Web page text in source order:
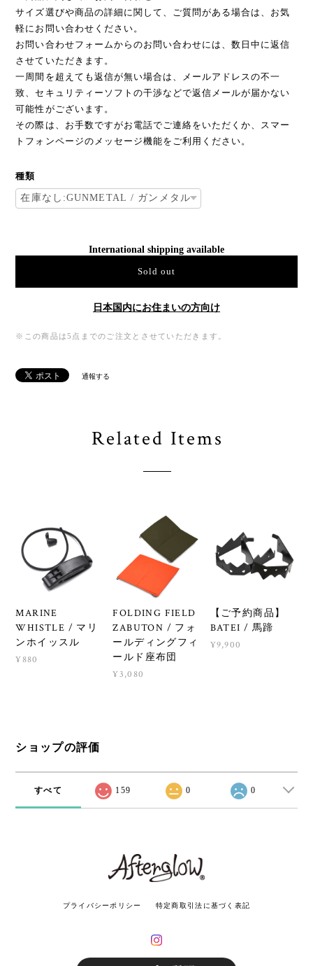
サイズ選びや商品の詳細に関して、ご質問がある場合は、お気
軽にお問い合わせください。
お問い合わせフォームからのお問い合わせには、数日中に返信
させていただきます。
一周間を超えても返信が無い場合は、メールアドレスの不一
致、セキュリティーソフトの干渉などで返信メールが届かない
可能性がございます。
その際は、お手数ですがお電話でご連絡をいただくか、スマー
トフォンページのメッセージ機能をご利用ください。
種類
International shipping available
Sold out
日本国内にお住まいの方向け
※この商品は5点までのご注文とさせていただきます。
通報する
Related Items
MARINE
WHISTLE / マリ
ンホイッスル
¥880
FOLDING FIELD
ZABUTON / フォ
ールディングフィ
ールド座布団
¥3,080
【ご予約商品】
BATEI / 馬蹄
¥9,900
ショップの評価
すべて 159 0 0
プライバシーポリシー 特定商取引法に基づく表記